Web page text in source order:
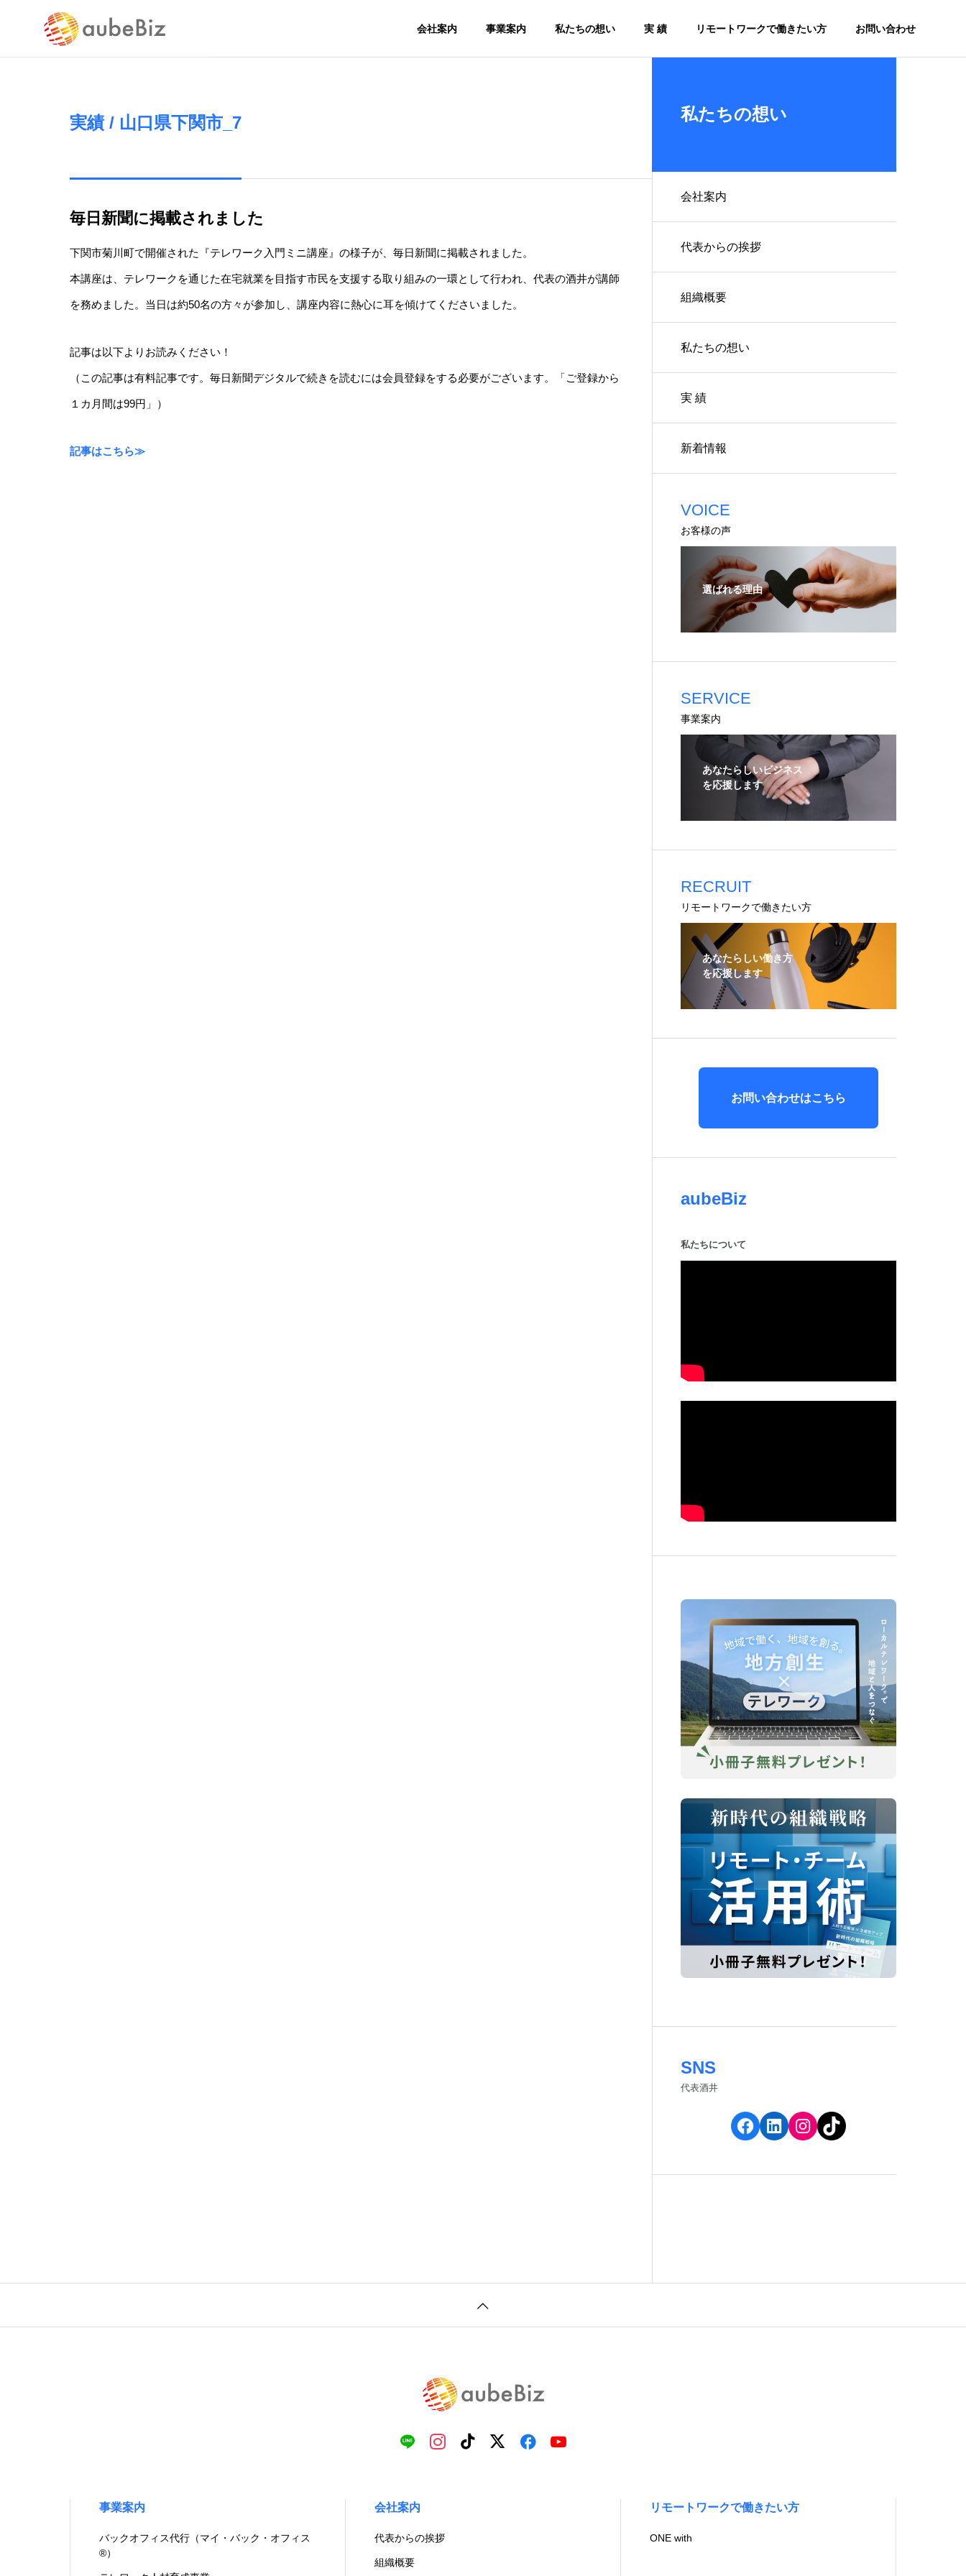
会社案内 事業案内 私たちの想い 実 績 リモートワークで働きたい方 お問い合わせ
事業案内
行
成事業
実績 / 山口県下関市_7
毎日新聞に掲載されました
下関市菊川町で開催された『テレワーク入門ミニ講座』の様子が、毎日新聞に掲載されました。
本講座は、テレワークを通じた在宅就業を目指す市民を支援する取り組みの一環として行われ、代表の酒井が講師
を務めました。当日は約50名の方々が参加し、講座内容に熱心に耳を傾けてくださいました。
記事は以下よりお読みください！
（この記事は有料記事です。毎日新聞デジタルで続きを読むには会員登録をする必要がございます。「ご登録から
１カ月間は99円」）
記事はこちら≫
私たちの想い
会社案内
代表からの挨拶
組織概要
私たちの想い
実 績
新着情報
VOICE
お客様の声
選ばれる理由
SERVICE
事業案内
あなたらしいビジネス
を応援します
RECRUIT
リモートワークで働きたい方
あなたらしい働き方
を応援します
お問い合わせはこちら
aubeBiz
私たちについて
SNS
代表酒井
事業案内
バックオフィス代行（マイ・バック・オフィス
®）
会社案内
代表からの挨拶
組織概要
リモートワークで働きたい方
ONE with